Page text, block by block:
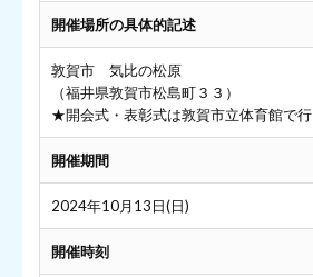
開催場所の具体的記述
敦賀市 気比の松原
（福井県敦賀市松島町３３）
★開会式・表彰式は敦賀市立体育館で行
開催期間
2024年10月13日(日)
開催時刻